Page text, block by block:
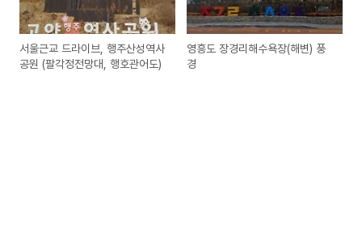
서울근교 드라이브, 행주산성역사
공원 (팔각정전망대, 행호관어도)
영흥도 장경리해수욕장(해변) 풍
경